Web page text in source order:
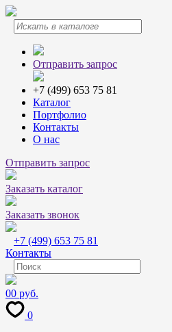
Отправить запрос
+7 (499) 653 75 81
Каталог
Портфолио
Контакты
О нас
Отправить запрос
Заказать каталог
Заказать звонок
+7 (499) 653 75 81
Контакты
00 руб.
0